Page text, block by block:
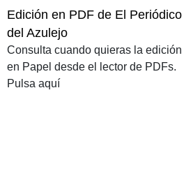
Edición en PDF de El Periódico
del Azulejo
Consulta cuando quieras la edición
en Papel desde el lector de PDFs.
Pulsa aquí